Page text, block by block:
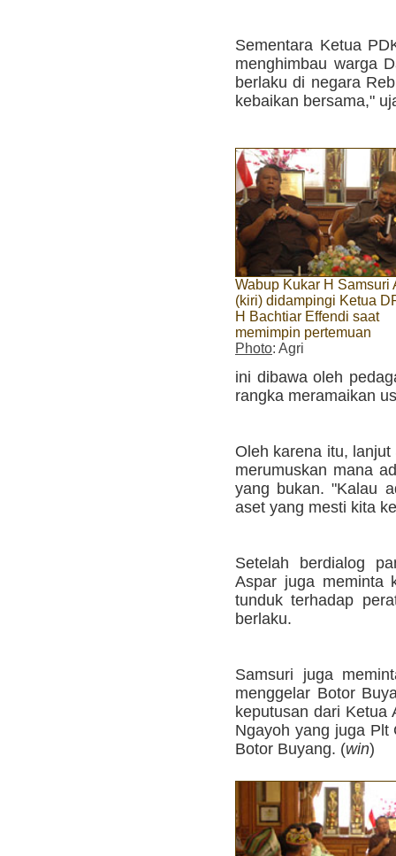
Sementara Ketua
menghimbau warga
berlaku di negara
kebaikan bersama,"
Wabup Kukar H Samsuri
(kiri) didampingi Ketua
H Bachtiar Effendi saat
memimpin pertemuan
Photo: Agri
ini dibawa oleh
rangka meramaikan
Oleh karena itu,
merumuskan mana
yang bukan. "Kalau
aset yang mesti kita
Setelah berdialog
Aspar juga meminta
tunduk terhadap
berlaku.
Samsuri juga
menggelar Botor
keputusan dari Ketua
Ngayoh yang juga Plt
Botor Buyang. (win)